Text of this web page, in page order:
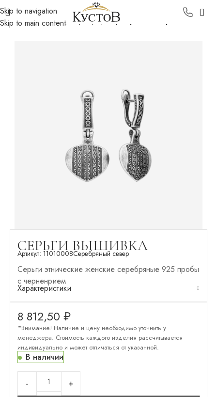
Skip to navigation
Skip to main content
Главная Каталог Серебро Серебряные серьги
СЕРЬГИ ВЫШИВКА
Артикул: 11010008Серебряный север
Серьги этнические женские серебряные 925 пробы
с черненрием
Характеристики
8 812,50 ₽
*Внимание! Наличие и цену необходимо уточнить у
менеджера. Стоимость каждого изделия рассчитывается
индивидуально и может отличаться от указанной.
В наличии